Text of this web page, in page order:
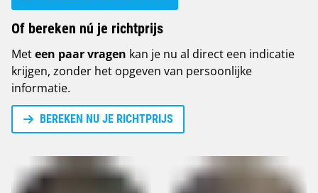
Of bereken nú je richtprijs
Meteen paar vragen kan je nu al direct een indicatie
krijgen, zonder het opgeven van persoonlijke
informatie.
BEREKEN NU JE RICHTPRIJS